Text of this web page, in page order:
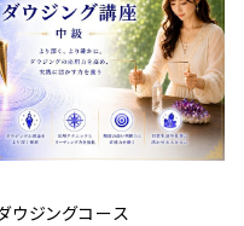
ウジングコース